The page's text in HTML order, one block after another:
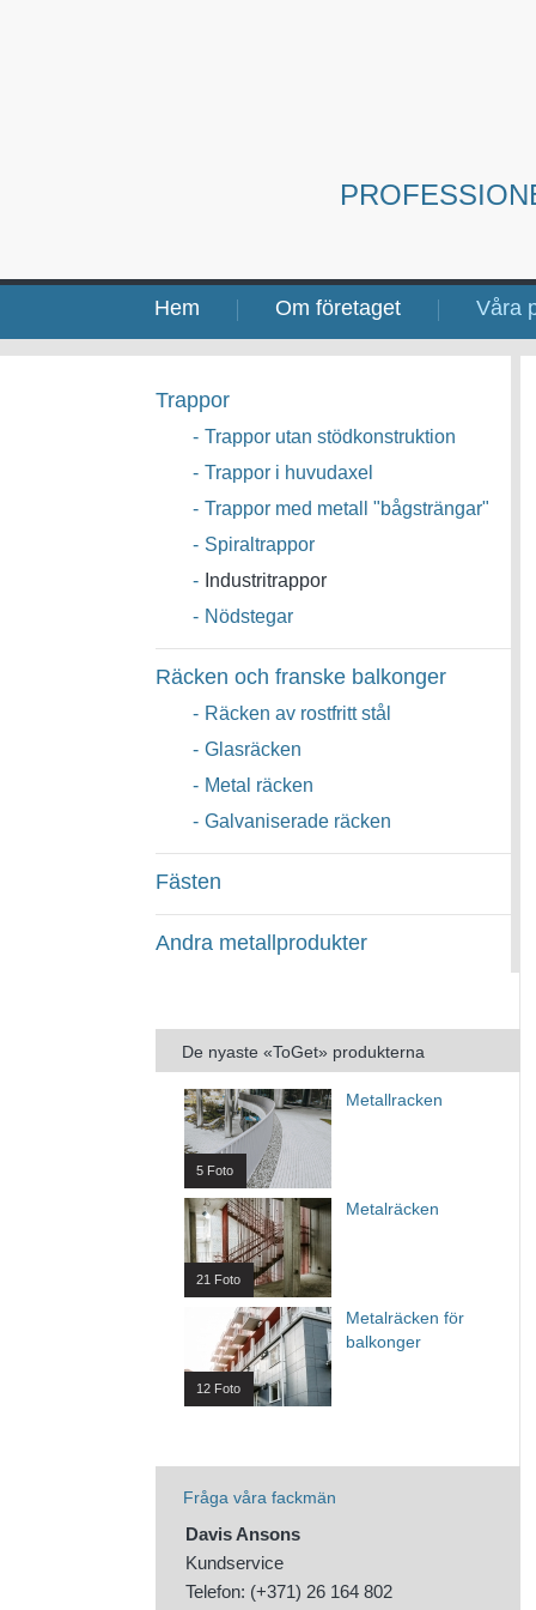
Hem Om företaget Våra
Trappor
- Trappor utan stödkonstruktion
- Trappor i huvudaxel
- Trappor med metall "bågsträngar"
- Spiraltrappor
-
Industritrappor
- Nödstegar
Räcken och franske balkonger
- Räcken av rostfritt stål
- Glasräcken
- Metal räcken
- Galvaniserade räcken
Fästen
Andra metallprodukter
De nyaste «ToGet» produkterna
Metallracken
5 Foto
Metalräcken
21 Foto
Metalräcken för
balkonger
12 Foto
Fråga våra fackmän
Davis Ansons
Kundservice
Telefon: (+371) 26 164 802